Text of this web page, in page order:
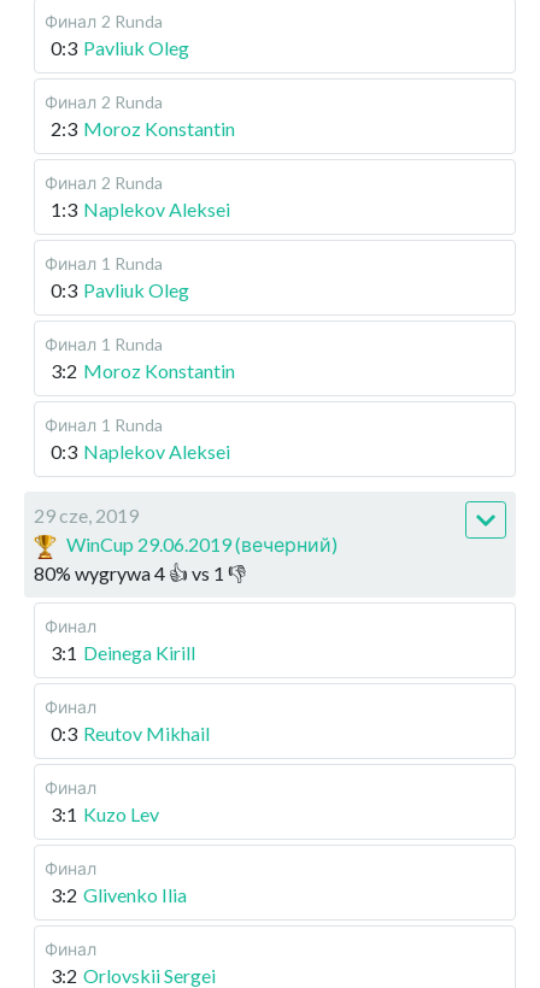
Финал 2 Runda
0:3 Pavliuk Oleg
Финал 2 Runda
2:3 Moroz Konstantin
Финал 2 Runda
1:3 Naplekov Aleksei
Финал 1 Runda
0:3 Pavliuk Oleg
Финал 1 Runda
3:2 Moroz Konstantin
Финал 1 Runda
0:3 Naplekov Aleksei
29 cze, 2019
WinCup 29.06.2019 (вечерний)
80% wygrywa4 👍 vs 1 👎
Финал
3:1 Deinega Kirill
Финал
0:3 Reutov Mikhail
Финал
3:1 Kuzo Lev
Финал
3:2 Glivenko Ilia
Финал
3:2 Orlovskii Sergei